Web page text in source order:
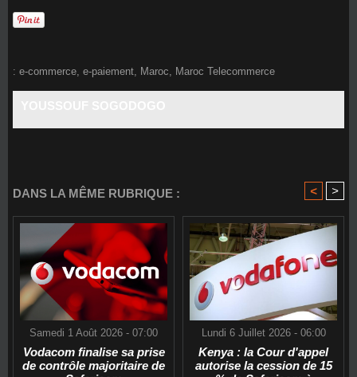
: e-commerce, e-paiement, Maroc, Maroc Telecommerce
DANS LA MÊME RUBRIQUE : < >
Samedi 1 Août 2026 - 07:00
Vodacom finalise sa prise
de contrôle majoritaire de
Lundi 6 Juillet 2026 - 06:00
Kenya : la Cour d'appel
autorise la cession de 15